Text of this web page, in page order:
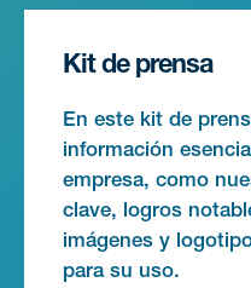
Kit de prensa
En este kit de
información
empresa, como
clave, logros
imágenes y
para su uso.